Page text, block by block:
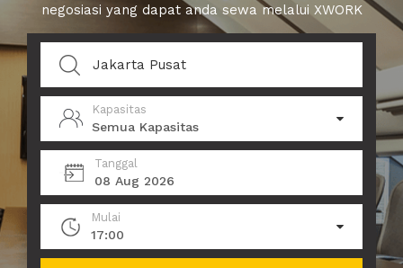
negosiasi yang dapat anda sewa melalui XWORK
Kapasitas
Semua Kapasitas
Tanggal
08 Aug 2026
Mulai
17:00